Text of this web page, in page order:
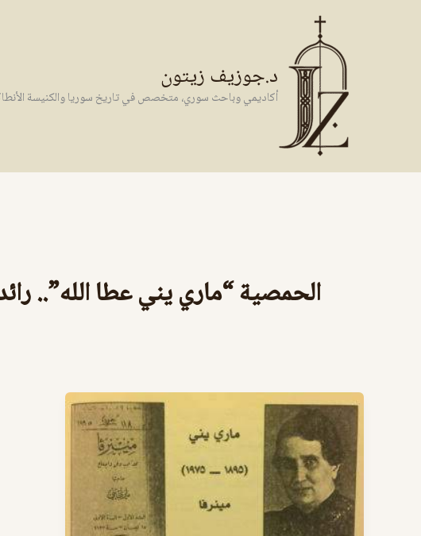
د.جوزيف زيتون
أكاديمي وباحث سوري، متخصص في تاريخ سوريا والكنيسة
الحمصية “ماري يني عطا الله”..